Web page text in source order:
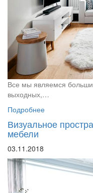
Все мы являемся
выходных,…
Подробнее
Визуальное
мебели
03.11.2018